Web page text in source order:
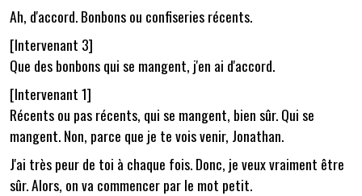
Ah, d'accord. Bonbons ou confiseries récents.
[Intervenant 3]
Que des bonbons qui se mangent, j'en ai d'accord.
[Intervenant 1]
Récents ou pas récents, qui se mangent, bien sûr. Qui se
mangent. Non, parce que je te vois venir, Jonathan.
J'ai très peur de toi à chaque fois. Donc, je veux vraiment être
sûr. Alors, on va commencer par le mot petit.